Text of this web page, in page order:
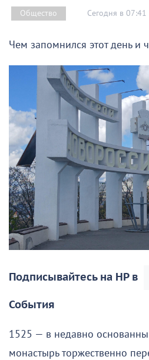
Общество Сегодня в 07:41
Чем запомнился этот день и
Подписывайтесь на НР в
События
1525 — в недавно
монастырь торжественно